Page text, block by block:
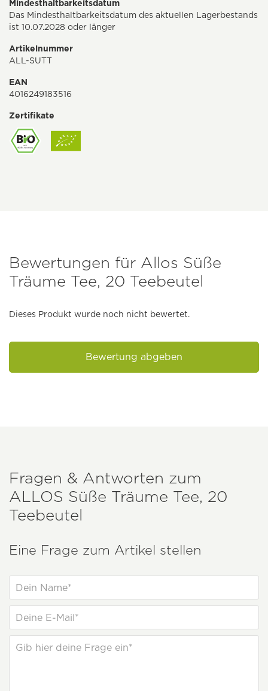
Mindesthaltbarkeitsdatum
Das Mindesthaltbarkeitsdatum des aktuellen Lagerbestands
ist 10.07.2028 oder länger
Artikelnummer
ALL-SUTT
EAN
4016249183516
Zertifikate
Bewertungen für Allos Süße
Träume Tee, 20 Teebeutel
Dieses Produkt wurde noch nicht bewertet.
Bewertung abgeben
Fragen & Antworten zum
ALLOS Süße Träume Tee, 20
Teebeutel
Eine Frage zum Artikel stellen